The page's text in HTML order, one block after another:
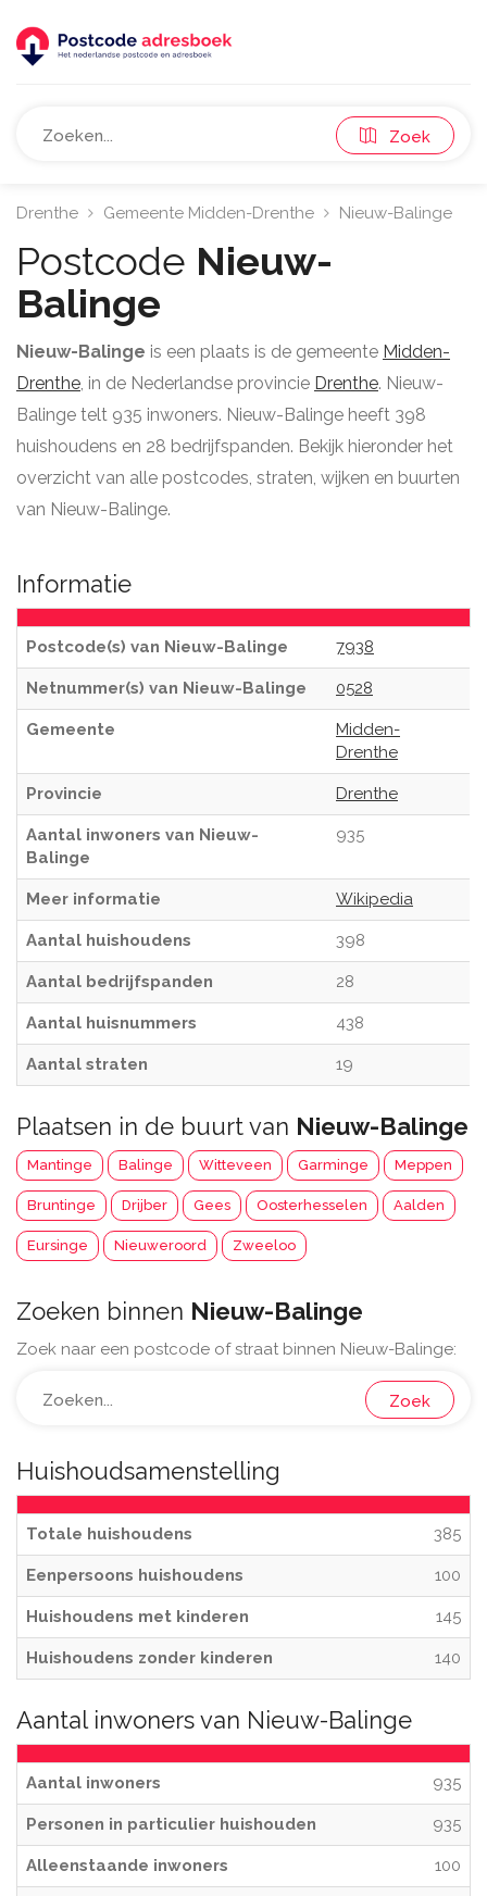
Zoek
Drenthe Gemeente Midden-Drenthe Nieuw-Balinge
Postcode Nieuw-
Balinge
Nieuw-Balinge is een plaats is de gemeente Midden-
Drenthe, in de Nederlandse provincie Drenthe. Nieuw-
Balinge telt 935 inwoners. Nieuw-Balinge heeft 398
huishoudens en 28 bedrijfspanden. Bekijk hieronder het
overzicht van alle postcodes, straten, wijken en buurten
van Nieuw-Balinge.
Informatie
Postcode(s) van Nieuw-Balinge 7938
Netnummer(s) van Nieuw-Balinge 0528
Gemeente
Midden-
Drenthe
Provincie Drenthe
Aantal inwoners van Nieuw-
Balinge
935
Meer informatie Wikipedia
Aantal huishoudens 398
Aantal bedrijfspanden 28
Aantal huisnummers 438
Aantal straten 19
Plaatsen in de buurt van Nieuw-Balinge
Mantinge Balinge Witteveen Garminge Meppen
Bruntinge Drijber Gees Oosterhesselen Aalden
Eursinge Nieuweroord Zweeloo
Zoeken binnen Nieuw-Balinge
Zoek naar een postcode of straat binnen Nieuw-Balinge:
Zoek
Huishoudsamenstelling
Totale huishoudens 385
Eenpersoons huishoudens 100
Huishoudens met kinderen 145
Huishoudens zonder kinderen 140
Aantal inwoners van Nieuw-Balinge
Aantal inwoners 935
Personen in particulier huishouden 935
Alleenstaande inwoners 100